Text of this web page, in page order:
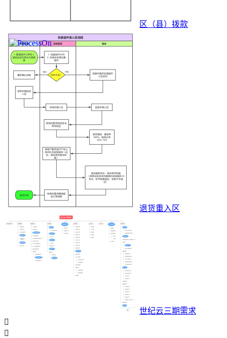
区（县）拨款
退货重入区
世纪云三期需求

